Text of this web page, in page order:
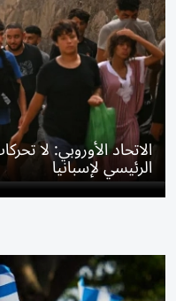
الاتحاد الأوروبي: لا
الرئيسي لإسبانيا